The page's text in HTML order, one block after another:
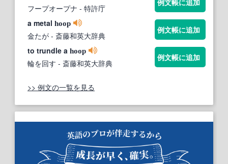
フープオープナ - 特許庁
例文帳に追加
a metal hoop
金たが - 斎藤和英大辞典
例文帳に追加
to trundle a hoop
輪を回す - 斎藤和英大辞典
例文帳に追加
>> 例文の一覧を見る